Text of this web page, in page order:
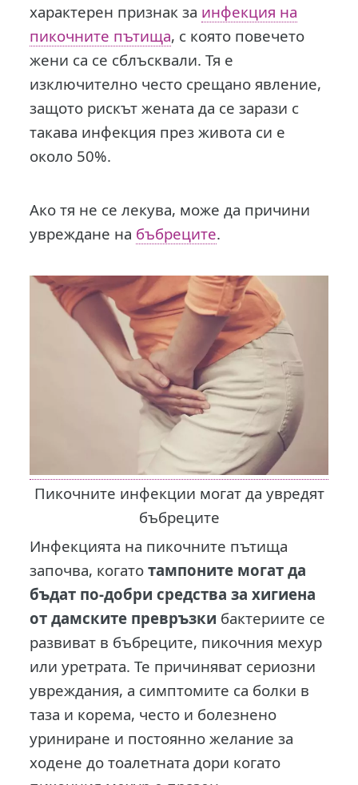
характерен признак за инфекция на
пикочните пътища, с която повечето
жени са се сблъсквали. Тя е
изключително често срещано явление,
защото рискът жената да се зарази с
такава инфекция през живота си е
около 50%.
Ако тя не се лекува, може да причини
увреждане на бъбреците.
Пикочните инфекции могат да увредят
бъбреците
Инфекцията на пикочните пътища
започва, когатотампоните могат да
бъдат по-добри средства за хигиена
от дамските превръзки бактериите се
развиват в бъбреците, пикочния мехур
или уретрата. Те причиняват сериозни
увреждания, а симптомите са болки в
таза и корема, често и болезнено
уриниране и постоянно желание за
ходене до тоалетната дори когато